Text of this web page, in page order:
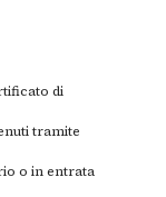
di
tramite
o in entrata